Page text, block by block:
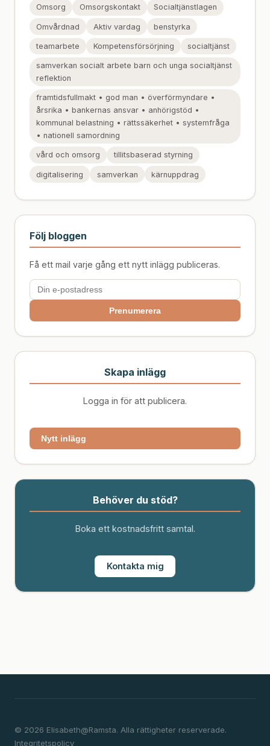
Omsorg Omsorgskontakt Socialtjänstlagen
Omvårdnad Aktiv vardag benstyrka
teamarbete Kompetensförsörjning socialtjänst
samverkan socialt arbete barn och unga socialtjänst
reflektion
framtidsfullmakt • god man • överförmyndare •
årsrika • bankernas ansvar • anhörigstöd •
kommunal belastning • rättssäkerhet • systemfråga
• nationell samordning
vård och omsorg tillitsbaserad styrning
digitalisering samverkan kärnuppdrag
Följ bloggen
Få ett mail varje gång ett nytt inlägg publiceras.
Prenumerera
Skapa inlägg
Logga in för att publicera.
Nytt inlägg
Behöver du stöd?
Boka ett kostnadsfritt samtal.
Kontakta mig
© 2026 Elisabeth@Ramsta. Alla rättigheter reserverade.
Integritetspolicy